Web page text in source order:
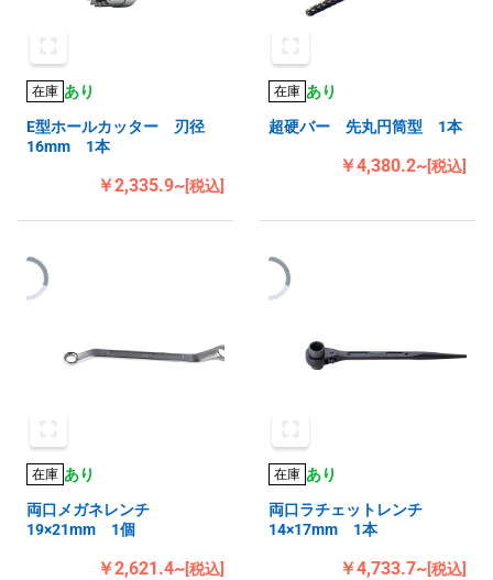
在庫 あり
E型ホールカッター 刃径
16mm 1本
￥2,335.9~[税込]
在庫 あり
超硬バー 先丸円筒型 1本
￥4,380.2~[税込]
在庫 あり
両口メガネレンチ
19×21mm 1個
￥2,621.4~[税込]
在庫 あり
両口ラチェットレンチ
14×17mm 1本
￥4,733.7~[税込]